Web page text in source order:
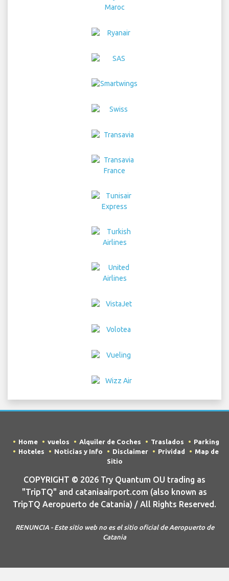
Home vuelos Alquiler de Coches Traslados
Parking
Hoteles
Noticias y Info Disclaimer Prividad
Map de
Sitio
COPYRIGHT © 2026 Try Quantum OU trading as
"TripTQ" and cataniaairport.com (also known as
TripTQ Aeropuerto de Catania) / All Rights Reserved.
RENUNCIA - Este sitio web no es el sitio oficial de Aeropuerto de
Catania